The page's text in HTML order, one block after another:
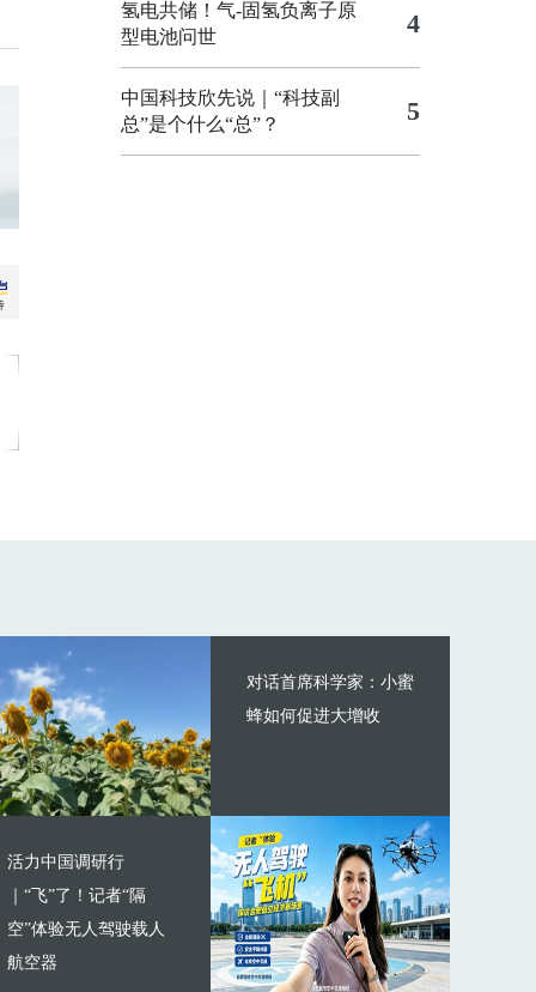
氢电共储！气-固氢负离子原
型电池问世
4
中国科技欣先说｜“科技副
总”是个什么“总”？
5
对话首席科学家：小蜜
蜂如何促进大增收
活力中国调研行
｜“飞”了！记者“隔
空”体验无人驾驶载人
航空器